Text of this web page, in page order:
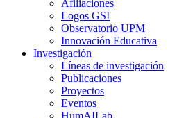
Afiliaciones
Logos GSI
Observatorio UPM
Innovación Educativa
Investigación
Líneas de investigación
Publicaciones
Proyectos
Eventos